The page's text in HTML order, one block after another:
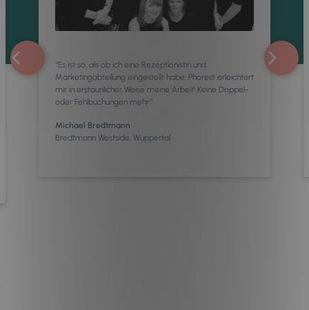
“Es ist so, als ob ich eine Rezeptionistin und
Marketingabteilung eingestellt habe. Phorest erleichtert
mir in erstaunlicher Weise meine Arbeit! Keine Doppel-
oder Fehlbuchungen mehr.”
Michael Bredtmann
Bredtmann Westside, Wuppertal